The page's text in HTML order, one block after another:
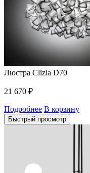
Люстра Clizia D70
21 670 ₽
Подробнее В корзину
Быстрый просмотр